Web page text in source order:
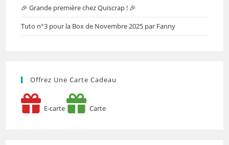
🎉 Grande première chez Quiscrap ! 🎉
Tuto n°3 pour la Box de Novembre 2025 par Fanny
Offrez Une Carte Cadeau
E-carte Carte